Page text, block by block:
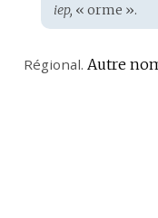
iep, « orme ».
Régional. Autre